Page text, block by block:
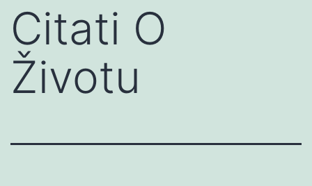
Citati O
Životu